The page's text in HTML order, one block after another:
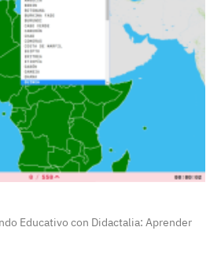
Educativo con Didactalia: Aprender